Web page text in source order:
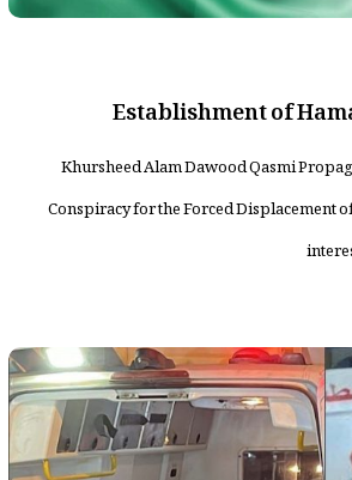
Establishment of
Khursheed Alam Dawood Qasmi
Conspiracy for the Forced Displacement